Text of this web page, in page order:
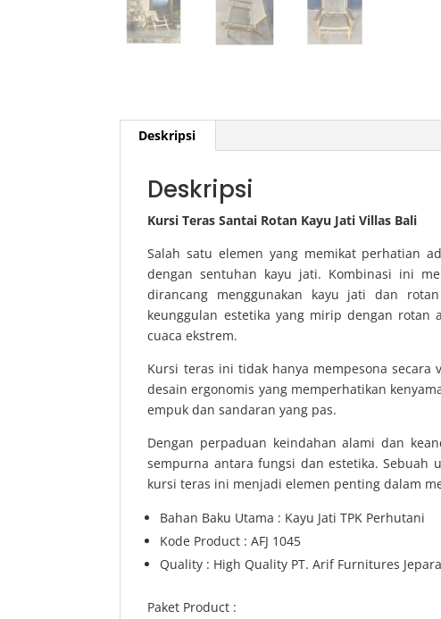
Deskripsi
Deskripsi
Kursi Teras Santai Rotan Kayu Jati Villas Bali
Salah satu elemen yang memikat perhatian
dengan sentuhan kayu jati. Kombinasi ini
dirancang menggunakan kayu jati dan
keunggulan estetika yang mirip dengan
cuaca ekstrem.
Kursi teras ini tidak hanya mempesona secara
desain ergonomis yang memperhatikan
empuk dan sandaran yang pas.
Dengan perpaduan keindahan alami dan
sempurna antara fungsi dan estetika. Sebuah
kursi teras ini menjadi elemen penting dalam
Bahan Baku Utama : Kayu Jati TPK Perhutani
Kode Product : AFJ 1045
Quality : High Quality PT. Arif Furnitures Jepara
Paket Product :